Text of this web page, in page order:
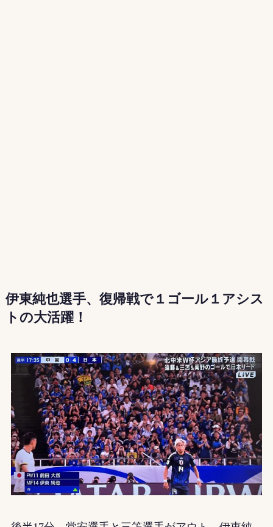
伊東純也選手、復帰戦で１ゴール１アシス
トの大活躍！